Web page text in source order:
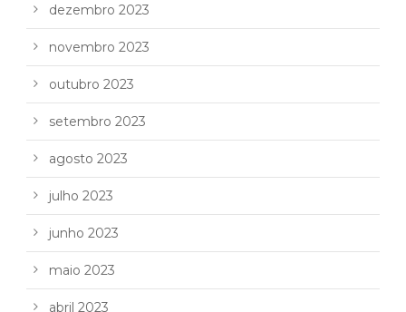
dezembro 2023
novembro 2023
outubro 2023
setembro 2023
agosto 2023
julho 2023
junho 2023
maio 2023
abril 2023